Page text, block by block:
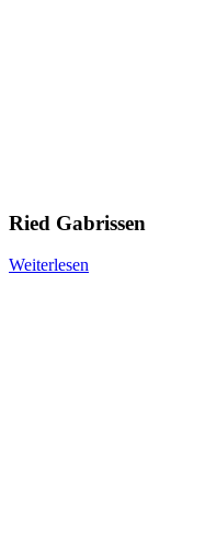
Ried Gabrissen
Weiterlesen